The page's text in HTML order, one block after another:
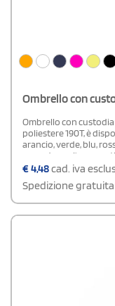
Ombrello con
Ombrello con
poliestere 190T, è
arancio, verde, blu,
comoda per l'uso
€4,48cad. iva
Spedizione gratuita